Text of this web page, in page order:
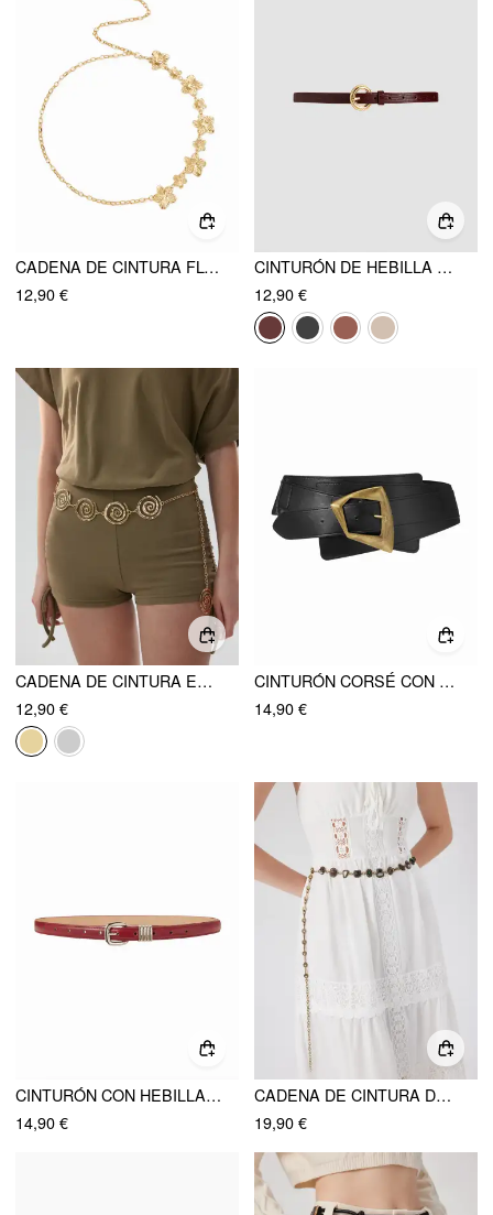
CADENA DE CINTURA FLORAL
12,90 €
CINTURÓN DE HEBILLA REDONDA
12,90 €
CADENA DE CINTURA EN ESPIRAL
12,90 €
CINTURÓN CORSÉ CON HEBILLA GEOMÉTRICA IRREGULAR
14,90 €
CINTURÓN CON HEBILLA CLÁSICO
14,90 €
CADENA DE CINTURA DE PIEDRA
19,90 €